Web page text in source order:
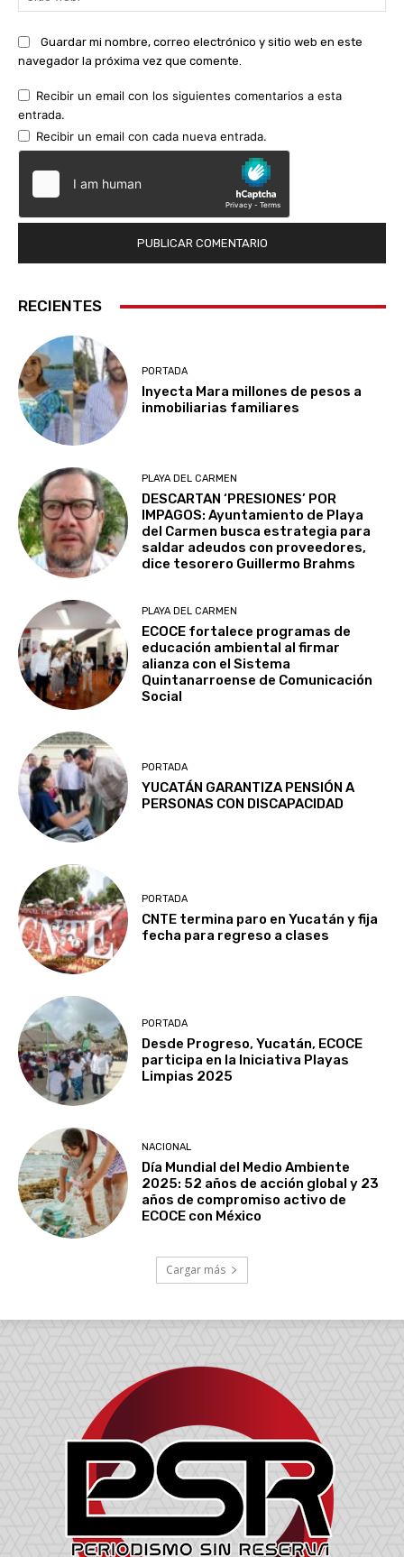
Guardar mi nombre, correo electrónico y sitio web en este
navegador la próxima vez que comente.
Recibir un email con los siguientes comentarios a esta
entrada.
Recibir un email con cada nueva entrada.
RECIENTES
PORTADA
Inyecta Mara millones de pesos a
inmobiliarias familiares
PLAYA DEL CARMEN
DESCARTAN ‘PRESIONES’ POR
IMPAGOS: Ayuntamiento de Playa
del Carmen busca estrategia para
saldar adeudos con proveedores,
dice tesorero Guillermo Brahms
PLAYA DEL CARMEN
ECOCE fortalece programas de
educación ambiental al firmar
alianza con el Sistema
Quintanarroense de Comunicación
Social
PORTADA
YUCATÁN GARANTIZA PENSIÓN A
PERSONAS CON DISCAPACIDAD
PORTADA
CNTE termina paro en Yucatán y fija
fecha para regreso a clases
PORTADA
Desde Progreso, Yucatán, ECOCE
participa en la Iniciativa Playas
Limpias 2025
NACIONAL
Día Mundial del Medio Ambiente
2025: 52 años de acción global y 23
años de compromiso activo de
ECOCE con México
Cargar más